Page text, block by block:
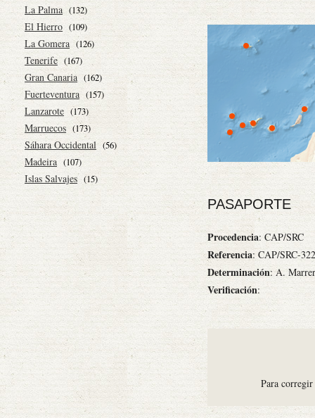
La Palma (132)
El Hierro (109)
La Gomera (126)
Tenerife (167)
Gran Canaria (162)
Fuerteventura (157)
Lanzarote (173)
Marruecos (173)
Sáhara Occidental (56)
Madeira (107)
Islas Salvajes (15)
PASAPORTE
Procedencia: CAP/SRC
Referencia: CAP/SRC-322
Determinación: A.
Verificación:
Para